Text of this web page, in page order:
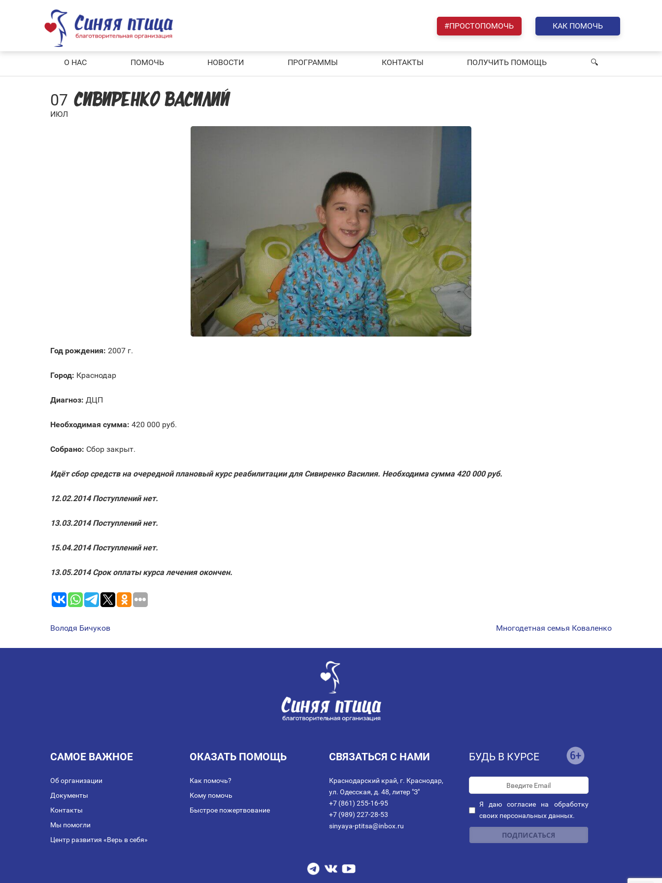
#ПРОСТОПОМОЧЬ КАК ПОМОЧЬ
О НАС ПОМОЧЬ НОВОСТИ ПРОГРАММЫ КОНТАКТЫ ПОЛУЧИТЬ ПОМОЩЬ 🔍︎
07
ИЮЛ
СИВИРЕНКО ВАСИЛИЙ
Год рождения: 2007 г.
Город: Краснодар
Диагноз: ДЦП
Необходимая сумма: 420 000 руб.
Собрано: Сбор закрыт.
Идёт сбор средств на очередной плановый курс реабилитации для Сивиренко Василия. Необходима сумма 420 000 руб.
12.02.2014 Поступлений нет.
13.03.2014 Поступлений нет.
15.04.2014 Поступлений нет.
13.05.2014 Срок оплаты курса лечения окончен.
НАВИГАЦИЯ
ПО
Володя Бичуков Многодетная семья Коваленко
САМОЕ ВАЖНОЕ
Об организации
Документы
Контакты
Мы помогли
Центр развития «Верь в себя»
ОКАЗАТЬ ПОМОЩЬ
Как помочь?
Кому помочь
Быстрое пожертвование
СВЯЗАТЬСЯ С НАМИ
Краснодарский край, г. Краснодар,
ул. Одесская, д. 48, литер "З"
+7 (861) 255-16-95
+7 (989) 227-28-53
sinyaya-ptitsa@inbox.ru
БУДЬ В КУРСЕ
Я даюсогласие на обработку
своих персональных данных.